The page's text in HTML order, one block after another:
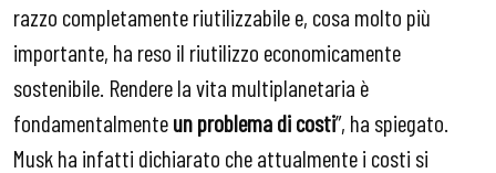
razzo completamente riutilizzabile e, cosa molto più
importante, ha reso il riutilizzo economicamente
sostenibile. Rendere la vita multiplanetaria è
fondamentalmenteun problema di costi”, ha spiegato.
Musk ha infatti dichiarato che attualmente i costi si